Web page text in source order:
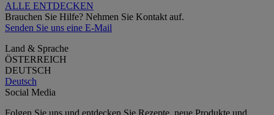
ALLE ENTDECKEN
Brauchen Sie Hilfe? Nehmen Sie Kontakt auf.
Senden Sie uns eine E-Mail
Land & Sprache
ÖSTERREICH
DEUTSCH
Deutsch
Social Media